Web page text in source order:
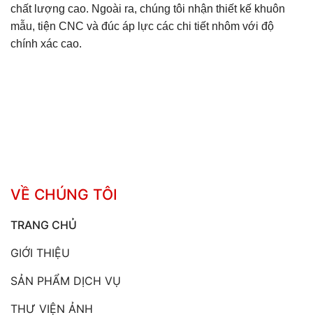
chất lượng cao. Ngoài ra, chúng tôi nhận thiết kế khuôn
mẫu, tiện CNC và đúc áp lực các chi tiết nhôm với độ
chính xác cao.
VỀ CHÚNG TÔI
TRANG CHỦ
GIỚI THIỆU
SẢN PHẨM DỊCH VỤ
THƯ VIỆN ẢNH